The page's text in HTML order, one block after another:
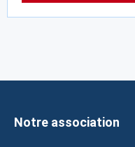
Notre association